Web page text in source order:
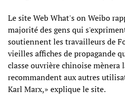
Le site Web What's on Weibo
majorité des gens qui
soutiennent les travailleurs de
vieilles affiches de propagande
classe ouvrière chinoise
recommandent aux autres
Karl Marx,» explique le site.